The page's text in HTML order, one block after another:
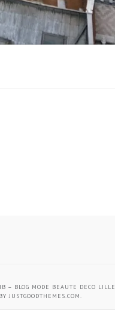
– BLOG MODE BEAUTE DECO LILLE
JUSTGOODTHEMES.COM.